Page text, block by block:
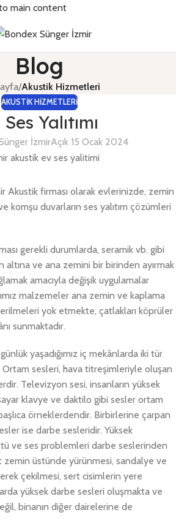
main content
Blog
/Akustik Hizmetleri
AKUSTIK HIZMETLERI
Yalıtımı
İzmirAçık 15 Ocak 2024
Akustik firması olarak evlerinizde, zemin
komşu duvarların ses yalıtım çözümleri
gerekli durumlarda, seramik vb. gibi
altına ve ana zemini bir birinden ayırmak
amacıyla değişik uygulamalar
malzemeler ana zemin ve kaplama
yok etmekte, çatlakları köprüler
sunmaktadır.
yaşadığımız iç mekânlarda iki tür
Ortam sesleri, hava titreşimleriyle oluşan
Televizyon sesi, insanların yüksek
klavye ve daktilo gibi sesler ortam
örneklerdendir. Birbirlerine çarpan
ise darbe sesleridir. Yüksek
ve ses problemleri darbe seslerinden
zemin üstünde yürünmesi, sandalye ve
çekilmesi, sert cisimlerin yere
yüksek darbe sesleri oluşmakta ve
binanın diğer dairelerine de